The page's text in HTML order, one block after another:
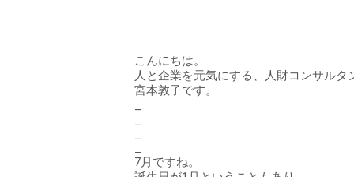
こんにちは。
人と企業を元気にする、人財コンサルタ
宮本敦子です。
7月ですね。